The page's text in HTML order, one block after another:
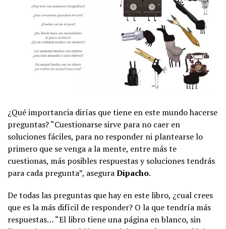
¿Qué importancia dirías que tiene en este mundo hacerse
preguntas? “Cuestionarse sirve para no caer en
soluciones fáciles, para no responder ni plantearse lo
primero que se venga a la mente, entre más te
cuestionas, más posibles respuestas y soluciones tendrás
para cada pregunta”, aseguraDipacho.
De todas las preguntas que hay en este libro, ¿cual crees
que es la más difícil de responder? O la que tendría más
respuestas… “El libro tiene una página en blanco, sin